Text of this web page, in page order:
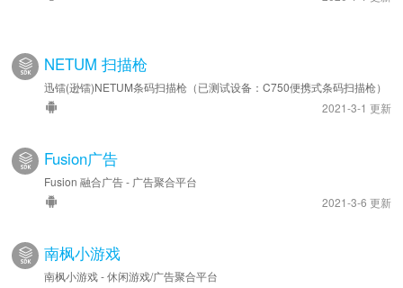
NETUM 扫描枪
迅镭(逊镭)NETUM条码扫描枪（已测试设备：C750便携式条码扫描枪）
2021-3-1 更新
Fusion广告
Fusion 融合广告 - 广告聚合平台
2021-3-6 更新
南枫小游戏
南枫小游戏 - 休闲游戏/广告聚合平台